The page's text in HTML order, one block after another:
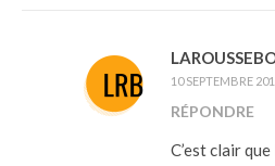
10 SEPTEMBRE
RÉPONDRE
C’est clair